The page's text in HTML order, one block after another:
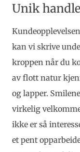
Unik
kan vi skrive
kroppen når du
av flott natur
og lapper.
virkelig
ikke er så
et pent